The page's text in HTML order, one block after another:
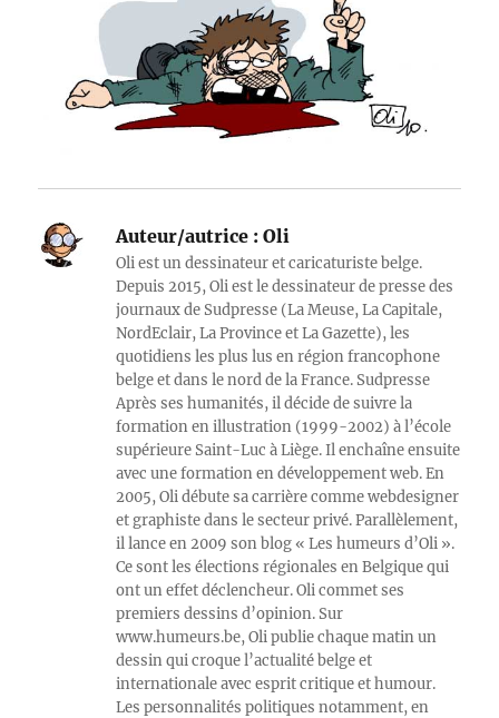
Auteur/autrice : Oli
Oli est un dessinateur et caricaturiste belge.
Depuis 2015, Oli est le dessinateur de presse des
journaux de Sudpresse (La Meuse, La Capitale,
NordEclair, La Province et La Gazette), les
quotidiens les plus lus en région francophone
belge et dans le nord de la France. Sudpresse
Après ses humanités, il décide de suivre la
formation en illustration (1999-2002) à l’école
supérieure Saint-Luc à Liège. Il enchaîne ensuite
avec une formation en développement web. En
2005, Oli débute sa carrière comme webdesigner
et graphiste dans le secteur privé. Parallèlement,
il lance en 2009 son blog « Les humeurs d’Oli ».
Ce sont les élections régionales en Belgique qui
ont un effet déclencheur. Oli commet ses
premiers dessins d’opinion. Sur
www.humeurs.be, Oli publie chaque matin un
dessin qui croque l’actualité belge et
internationale avec esprit critique et humour.
Les personnalités politiques notamment, en